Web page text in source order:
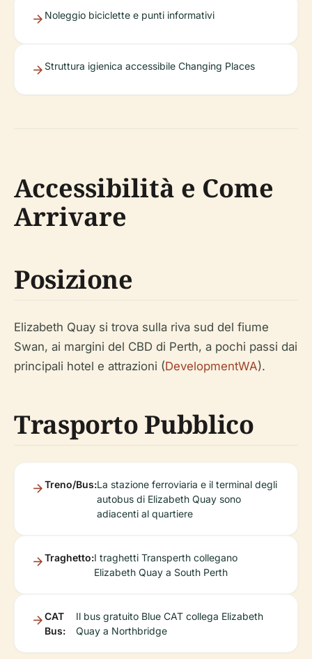
Noleggio biciclette e punti informativi
Struttura igienica accessibile Changing Places
Accessibilità e Come
Arrivare
Posizione
Elizabeth Quay si trova sulla riva sud del fiume
Swan, ai margini del CBD di Perth, a pochi passi dai
principali hotel e attrazioni (DevelopmentWA).
Trasporto Pubblico
Treno/Bus:La stazione ferroviaria e il terminal degli
autobus di Elizabeth Quay sono
adiacenti al quartiere
Traghetto:I traghetti Transperth collegano
Elizabeth Quay a South Perth
CAT
Bus:
Il bus gratuito Blue CAT collega Elizabeth
Quay a Northbridge